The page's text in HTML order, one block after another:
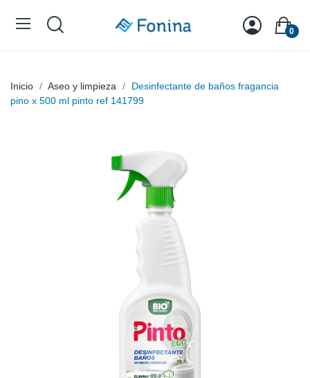
0
Inicio Aseo y limpieza
Desinfectante de baños fragancia
pino x 500 ml pinto ref 141799